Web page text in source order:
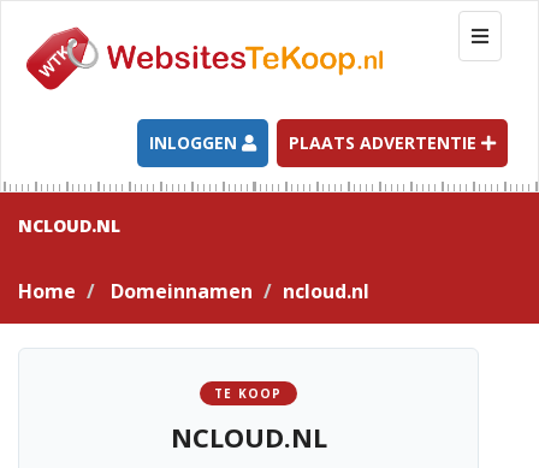
T
o
g
l
e
n
a
t
INLOGGEN PLAATS ADVERTENTIE
NCLOUD.NL
Home Domeinnamen ncloud.nl
TE KOOP
NCLOUD.NL